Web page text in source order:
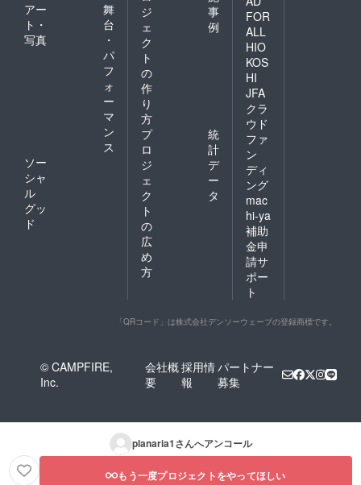
アー
ト・
写真
舞
台
・
パ
フ
ォ
ー
マ
ン
ス
ソー
シャ
ル
グッ
ド
ジ
ェ
ク
ト
の
作
り
方
事
例
プ
ロ
ジ
ェ
ク
ト
の
広
め
方
統
計
デ
ー
タ
FOR
ALL
HIO
KOS
HI
JFA
クラ
ウド
ファ
ン
ディ
ング
mac
hi-ya
補助
金申
請サ
ポー
ト
「QRコード」は株式会社デンソーウェーブの登録商標です。
© CAMPFIRE,
Inc.
会社概
要
採用情
報
パートナー
募集
planaria1さんへアンコール
もう一度プロジェクトをやってほしい